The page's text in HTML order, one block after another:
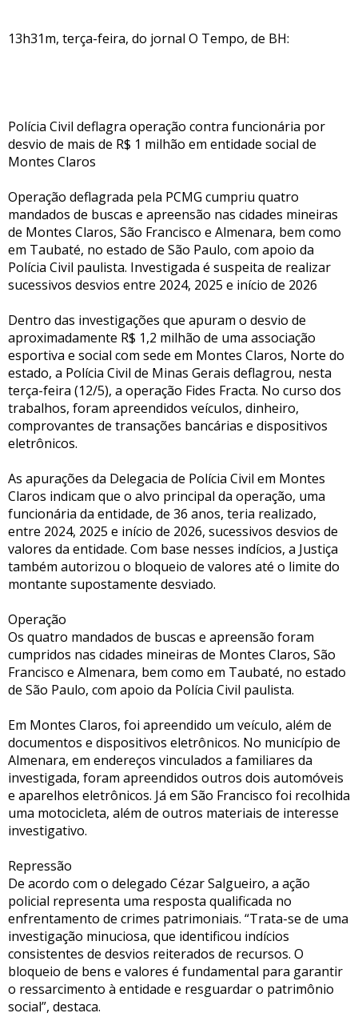
13h31m, terça-feira, do jornal O Tempo, de BH:
Polícia Civil deflagra operação contra funcionária por
desvio de mais de R$ 1 milhão em entidade social de
Montes Claros
Operação deflagrada pela PCMG cumpriu quatro
mandados de buscas e apreensão nas cidades mineiras
de Montes Claros, São Francisco e Almenara, bem como
em Taubaté, no estado de São Paulo, com apoio da
Polícia Civil paulista. Investigada é suspeita de realizar
sucessivos desvios entre 2024, 2025 e início de 2026
Dentro das investigações que apuram o desvio de
aproximadamente R$ 1,2 milhão de uma associação
esportiva e social com sede em Montes Claros, Norte do
estado, a Polícia Civil de Minas Gerais deflagrou, nesta
terça-feira (12/5), a operação Fides Fracta. No curso dos
trabalhos, foram apreendidos veículos, dinheiro,
comprovantes de transações bancárias e dispositivos
eletrônicos.
As apurações da Delegacia de Polícia Civil em Montes
Claros indicam que o alvo principal da operação, uma
funcionária da entidade, de 36 anos, teria realizado,
entre 2024, 2025 e início de 2026, sucessivos desvios de
valores da entidade. Com base nesses indícios, a Justiça
também autorizou o bloqueio de valores até o limite do
montante supostamente desviado.
Operação
Os quatro mandados de buscas e apreensão foram
cumpridos nas cidades mineiras de Montes Claros, São
Francisco e Almenara, bem como em Taubaté, no estado
de São Paulo, com apoio da Polícia Civil paulista.
Em Montes Claros, foi apreendido um veículo, além de
documentos e dispositivos eletrônicos. No município de
Almenara, em endereços vinculados a familiares da
investigada, foram apreendidos outros dois automóveis
e aparelhos eletrônicos. Já em São Francisco foi recolhida
uma motocicleta, além de outros materiais de interesse
investigativo.
Repressão
De acordo com o delegado Cézar Salgueiro, a ação
policial representa uma resposta qualificada no
enfrentamento de crimes patrimoniais. “Trata-se de uma
investigação minuciosa, que identificou indícios
consistentes de desvios reiterados de recursos. O
bloqueio de bens e valores é fundamental para garantir
o ressarcimento à entidade e resguardar o patrimônio
social”, destaca.